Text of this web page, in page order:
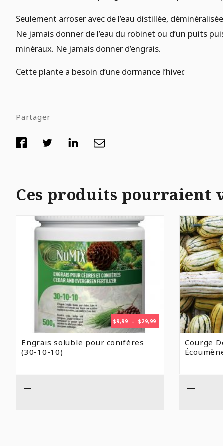
Seulement arroser avec de l’eau distillée,
Ne jamais donner de l’eau du robinet ou d’un puits
minéraux. Ne jamais donner d’engrais.
Cette plante a besoin d’une dormance l’hiver.
Partager
Ces produits pourraient
$9,99 – $29,99PLAGE
DE
Engrais soluble pour conifères
(30-10-10)
—
Courge
—